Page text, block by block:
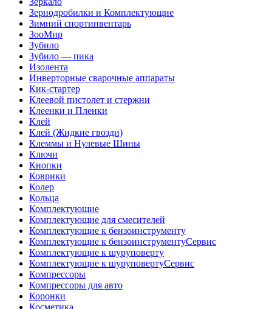
Зернодробилки и Комплектующие
Зимний спортинвентарь
ЗооМир
Зубило
Зубило — пика
Изолента
Инверторные сварочные аппараты
Кик-стартер
Клеевой пистолет и стержни
Клеенки и Пленки
Клей
Клей (Жидкие гвозди)
Клеммы и Нулевые Шины
Ключи
Кнопки
Коврики
Колер
Кольца
Комплектующие
Комплектующие для смесителей
Комплектующие к бензоинструменту
Комплектующие к бензоинструментуСервис
Комплектующие к шуруповерту
Комплектующие к шуруповертуСервис
Компрессоры
Компрессоры для авто
Коронки
Косметика